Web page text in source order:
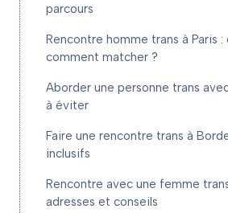
parcours
Rencontre homme trans à Paris
comment matcher ?
Aborder une personne trans
à éviter
Faire une rencontre trans à
inclusifs
Rencontre avec une femme
adresses et conseils